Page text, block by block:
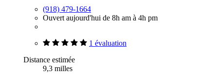
(918) 479-1664
Ouvert aujourd'hui de 8h am à 4h pm
1 évaluation
Distance estimée
9,3 milles